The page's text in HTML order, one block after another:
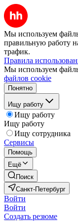
Мы используем
правильную работу
трафик.
Правила
Мы используем
файлов cookie
Понятно
Ищу работу
Ищу работу
Ищу работу
Ищу сотрудника
Сервисы
Помощь
Ещё
Поиск
Санкт-Петербург
Войти
Войти
Создать резюме